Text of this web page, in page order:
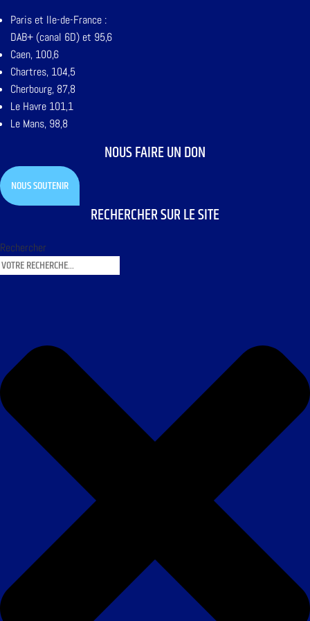
Paris et Ile-de-France :
DAB+ (canal 6D) et 95,6
Caen, 100,6
Chartres, 104,5
Cherbourg, 87,8
Le Havre 101,1
Le Mans, 98,8
NOUS FAIRE UN DON
NOUS SOUTENIR
RECHERCHER SUR LE SITE
Rechercher